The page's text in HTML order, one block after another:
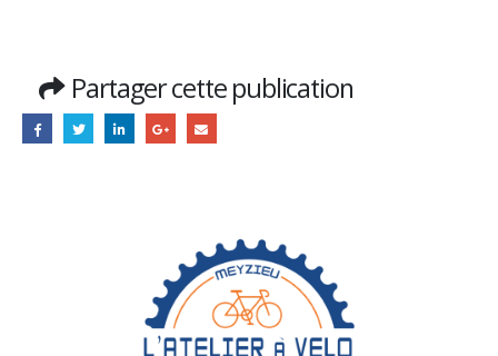
Partager cette publication